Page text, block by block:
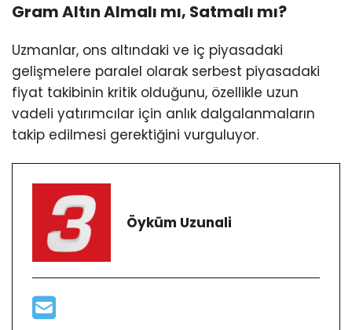
Gram Altın Almalı mı, Satmalı mı?
Uzmanlar, ons altındaki ve iç piyasadaki
gelişmelere paralel olarak serbest piyasadaki
fiyat takibinin kritik olduğunu, özellikle uzun
vadeli yatırımcılar için anlık dalgalanmaların
takip edilmesi gerektiğini vurguluyor.
Öyküm Uzunali